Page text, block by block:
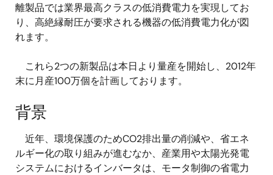
離製品では業界最高クラスの低消費電力を実現してお
り、高絶縁耐圧が要求される機器の低消費電力化が図
れます。
これら2つの新製品は本日より量産を開始し、2012年
末に月産100万個を計画しております。
背景
近年、環境保護のためCO2排出量の削減や、省エネ
ルギー化の取り組みが進むなか、産業用や太陽光発電
システムにおけるインバータは、モータ制御の省電力